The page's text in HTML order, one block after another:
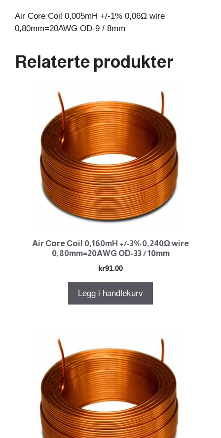
antall
Air Core Coil 0,005mH +/-1% 0,06Ω wire
0,80mm=20AWG OD-9 / 8mm
Relaterte produkter
Air Core Coil 0,160mH +/-3% 0,240Ω wire
0,80mm=20AWG OD-33 / 10mm
kr91.00
Legg i handlekurv